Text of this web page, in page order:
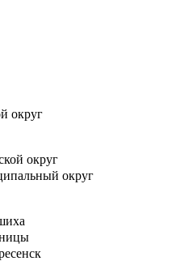
округ
округ
округ